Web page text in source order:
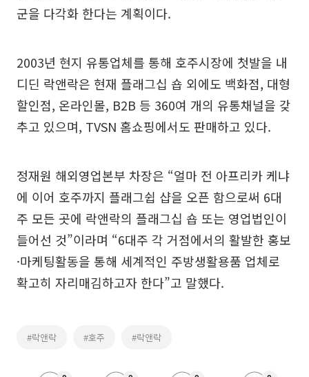
군을 다각화 한다는 계획이다.
2003년 현지 유통업체를 통해 호주시장에 첫발을 내
디딘 락앤락은 현재 플래그십 숍 외에도 백화점, 대형
할인점, 온라인몰, B2B 등 360여 개의 유통채널을 갖
추고 있으며, TVSN 홈쇼핑에서도 판매하고 있다.
정재원 해외영업본부 차장은 “얼마 전 아프리카 케냐
에 이어 호주까지 플래그쉽 샵을 오픈 함으로써 6대
주 모든 곳에 락앤락의 플래그십 숍 또는 영업법인이
들어선 것”이라며 “6대주 각 거점에서의 활발한 홍보
·마케팅활동을 통해 세계적인 주방생활용품 업체로
확고히 자리매김하고자 한다”고 말했다.
#락앤락 #호주 #락앤락